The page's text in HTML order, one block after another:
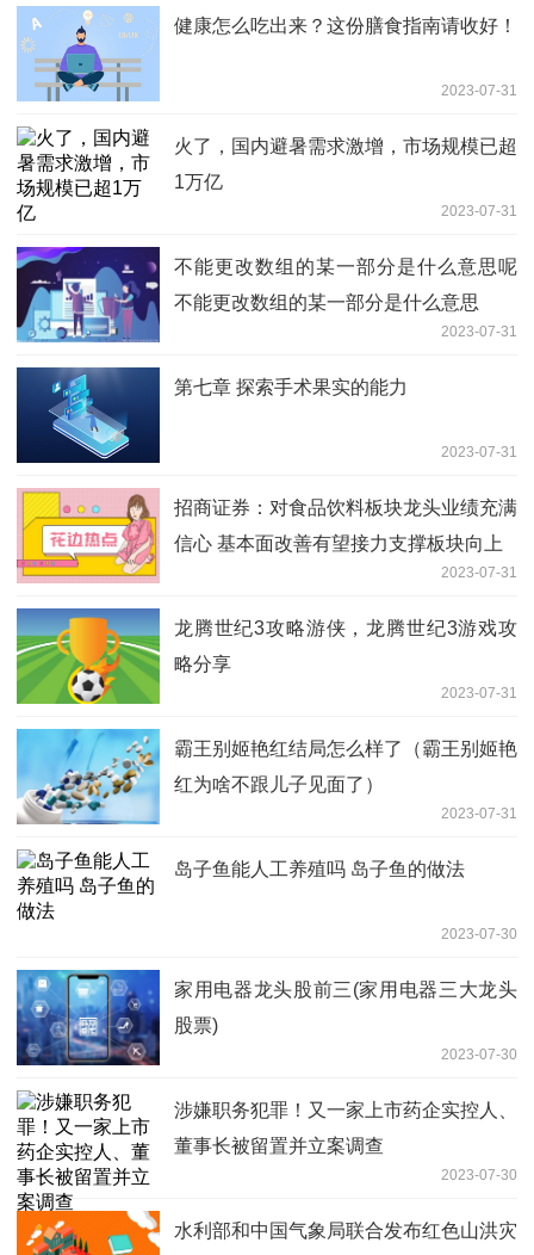
健康怎么吃出来？这份膳食指南请收好！
2023-07-31
火了，国内避暑需求激增，市场规模已超
1万亿
2023-07-31
不能更改数组的某一部分是什么意思呢
不能更改数组的某一部分是什么意思
2023-07-31
第七章 探索手术果实的能力
2023-07-31
招商证券：对食品饮料板块龙头业绩充满
信心 基本面改善有望接力支撑板块向上
2023-07-31
龙腾世纪3攻略游侠，龙腾世纪3游戏攻
略分享
2023-07-31
霸王别姬艳红结局怎么样了（霸王别姬艳
红为啥不跟儿子见面了）
2023-07-31
岛子鱼能人工养殖吗 岛子鱼的做法
2023-07-30
家用电器龙头股前三(家用电器三大龙头
股票)
2023-07-30
涉嫌职务犯罪！又一家上市药企实控人、
董事长被留置并立案调查
2023-07-30
水利部和中国气象局联合发布红色山洪灾